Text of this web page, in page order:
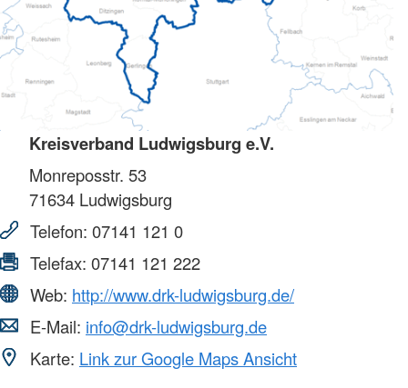
Kreisverband Ludwigsburg e.V.
Monreposstr. 53
71634 Ludwigsburg
Telefon: 07141 121 0
Telefax: 07141 121 222
Web: http://www.drk-ludwigsburg.de/
E-Mail: info@drk-ludwigsburg.de
Karte: Link zur Google Maps Ansicht